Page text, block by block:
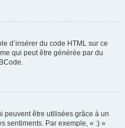
d’insérer du code HTML sur ce
qui peut être générée par du
peuvent être utilisées grâce à un
sentiments. Par exemple, « :) »